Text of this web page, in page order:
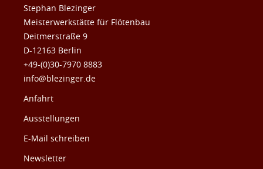
Stephan Blezinger
Meisterwerkstätte für Flötenbau
Deitmerstraße 9
D-12163 Berlin
+49-(0)30-7970 8883
info@blezinger.de
Anfahrt
Ausstellungen
E-Mail schreiben
Newsletter